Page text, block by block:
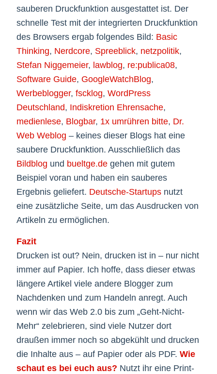
sauberen Druckfunktion ausgestattet ist. Der
schnelle Test mit der integrierten Druckfunktion
des Browsers ergab folgendes Bild: Basic
Thinking, Nerdcore, Spreeblick, netzpolitik,
Stefan Niggemeier, lawblog, re:publica08,
Software Guide, GoogleWatchBlog,
Werbeblogger, fscklog, WordPress
Deutschland, Indiskretion Ehrensache,
medienlese, Blogbar, 1x umrühren bitte, Dr.
Web Weblog – keines dieser Blogs hat eine
saubere Druckfunktion. Ausschließlich das
Bildblog und bueltge.degehen mit gutem
Beispiel voran und haben ein sauberes
Ergebnis geliefert. Deutsche-Startupsnutzt
eine zusätzliche Seite, um das Ausdrucken von
Artikeln zu ermöglichen.
Fazit
Drucken ist out? Nein, drucken ist in – nur nicht
immer auf Papier. Ich hoffe, dass dieser etwas
längere Artikel viele andere Blogger zum
Nachdenken und zum Handeln anregt. Auch
wenn wir das Web 2.0 bis zum „Geht-Nicht-
Mehr“ zelebrieren, sind viele Nutzer dort
draußen immer noch so abgekühlt und drucken
die Inhalte aus – auf Papier oder als PDF. Wie
schaut es bei euch aus? Nutzt ihr eine Print-